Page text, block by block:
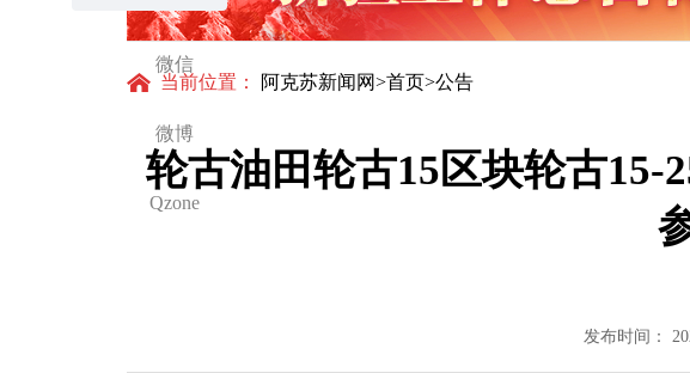
微信
微博
Qzone
当前位置： 阿克苏新闻网>首页>公告
轮古油田轮古15区块轮古15-
发布时间：